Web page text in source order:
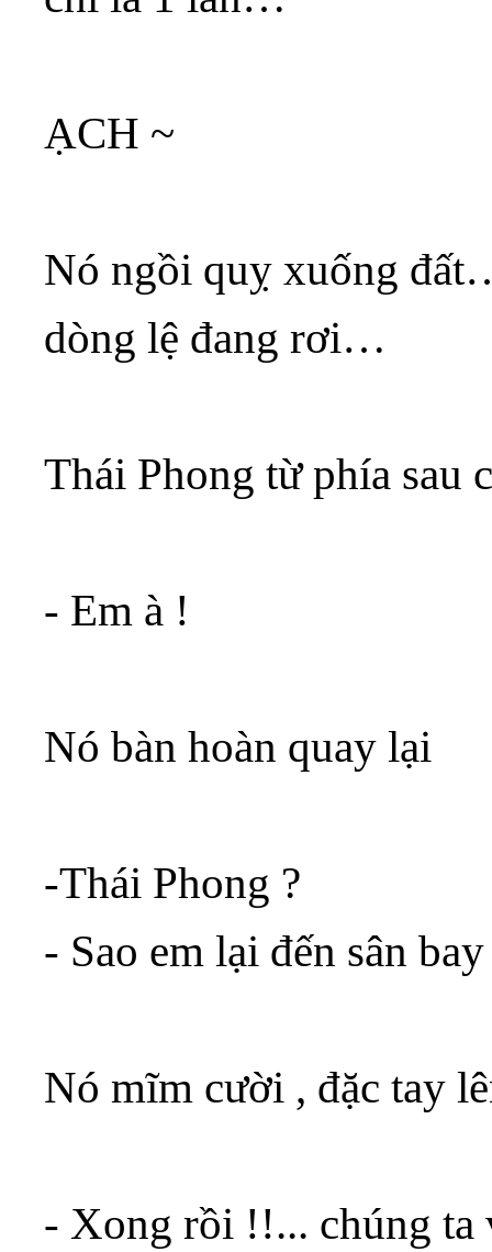
ẠCH ~
Nó ngồi quỵ xuống
dòng lệ đang rơi…
Thái Phong từ phía
- Em à !
Nó bàn hoàn quay lại
-Thái Phong ?
- Sao em lại đến sân
Nó mĩm cười , đặc tay
- Xong rồi !!... chúng